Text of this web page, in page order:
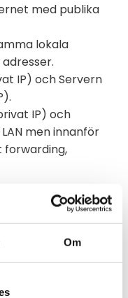
Om
med publika
lokala
IP) och Servern
IP) och
men innanför
forwarding,